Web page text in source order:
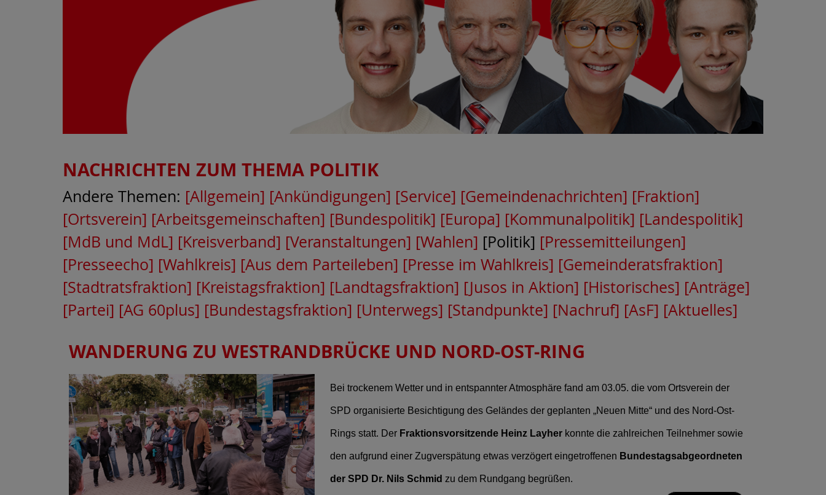
NACHRICHTEN ZUM THEMA POLITIK
Andere Themen: [Allgemein] [Ankündigungen] [Service] [Gemeindenachrichten] [Fraktion]
[Ortsverein] [Arbeitsgemeinschaften] [Bundespolitik] [Europa] [Kommunalpolitik] [Landespolitik]
[MdB und MdL] [Kreisverband] [Veranstaltungen] [Wahlen] [Politik] [Pressemitteilungen]
[Presseecho] [Wahlkreis] [Aus dem Parteileben] [Presse im Wahlkreis] [Gemeinderatsfraktion]
[Stadtratsfraktion] [Kreistagsfraktion] [Landtagsfraktion] [Jusos in Aktion] [Historisches] [Anträge]
[Partei] [AG 60plus] [Bundestagsfraktion] [Unterwegs] [Standpunkte] [Nachruf] [AsF] [Aktuelles]
WANDERUNG ZU WESTRANDBRÜCKE UND NORD-OST-RING
Bei trockenem Wetter und in entspannter Atmosphäre fand am 03.05. die vom Ortsverein der
SPD organisierte Besichtigung des Geländes der geplanten „Neuen Mitte“ und des Nord-Ost-
Rings statt. Der Fraktionsvorsitzende Heinz Layher konnte die zahlreichen Teilnehmer sowie
den aufgrund einer Zugverspätung etwas verzögert eingetroffenen Bundestagsabgeordneten
der SPD Dr. Nils Schmid zu dem Rundgang begrüßen.